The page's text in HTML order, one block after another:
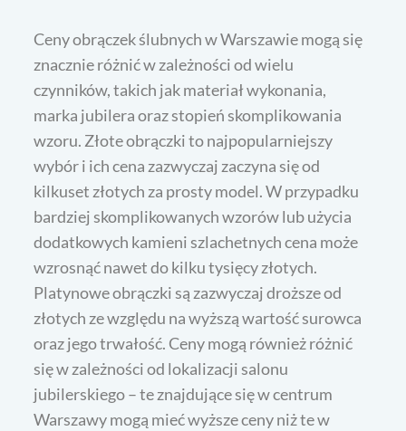
Ceny obrączek ślubnych w Warszawie mogą się
znacznie różnić w zależności od wielu
czynników, takich jak materiał wykonania,
marka jubilera oraz stopień skomplikowania
wzoru. Złote obrączki to najpopularniejszy
wybór i ich cena zazwyczaj zaczyna się od
kilkuset złotych za prosty model. W przypadku
bardziej skomplikowanych wzorów lub użycia
dodatkowych kamieni szlachetnych cena może
wzrosnąć nawet do kilku tysięcy złotych.
Platynowe obrączki są zazwyczaj droższe od
złotych ze względu na wyższą wartość surowca
oraz jego trwałość. Ceny mogą również różnić
się w zależności od lokalizacji salonu
jubilerskiego – te znajdujące się w centrum
Warszawy mogą mieć wyższe ceny niż te w